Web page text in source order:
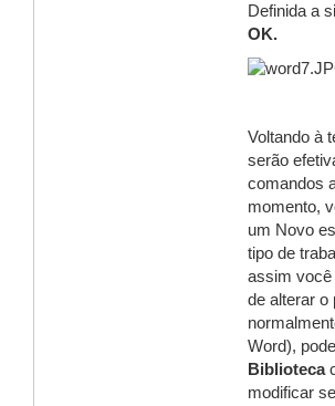
Definida a
OK.
Voltando à
serão
comandos
momento,
um Novo
tipo de
assim você
de alterar o
Word),
Biblioteca
modificar